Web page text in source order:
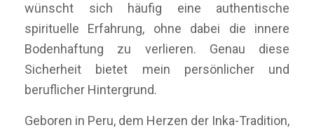
wünscht sich häufig eine authentische
spirituelle Erfahrung, ohne dabei die innere
Bodenhaftung zu verlieren. Genau diese
Sicherheit bietet mein persönlicher und
beruflicher Hintergrund.
Geboren in Peru, dem Herzen der Inka-Tradition,